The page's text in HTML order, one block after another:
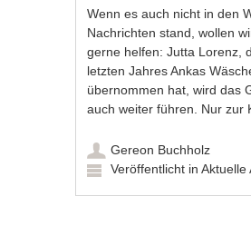
Wenn es auch nicht in den
Nachrichten stand, wollen
gerne helfen: Jutta Lorenz,
letzten Jahres Ankas
übernommen hat, wird das
auch weiter führen. Nur zur
Gereon Buchholz
Veröffentlicht inAktuelle